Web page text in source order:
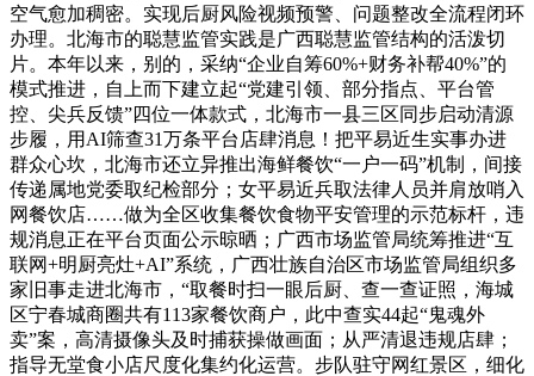
空气愈加稠密。实现后厨风险视频预警、问题整改全流程闭环
办理。北海市的聪慧监管实践是广西聪慧监管结构的活泼切
片。本年以来，别的，采纳“企业自筹60%+财务补帮40%”的
模式推进，自上而下建立起“党建引领、部分指点、平台管
控、尖兵反馈”四位一体款式，北海市一县三区同步启动清源
步履，用AI筛查31万条平台店肆消息！把平易近生实事办进
群众心坎，北海市还立异推出海鲜餐饮“一户一码”机制，间接
传递属地党委取纪检部分；女平易近兵取法律人员并肩放哨入
网餐饮店……做为全区收集餐饮食物平安管理的示范标杆，违
规消息正在平台页面公示晾晒；广西市场监管局统筹推进“互
联网+明厨亮灶+AI”系统，广西壮族自治区市场监管局组织多
家旧事走进北海市，“取餐时扫一眼后厨、查一查证照，海城
区宁春城商圈共有113家餐饮商户，此中查实44起“鬼魂外
卖”案，高清摄像头及时捕获操做画面；从严清退违规店肆；
指导无堂食小店尺度化集约化运营。步队驻守网红景区，细化